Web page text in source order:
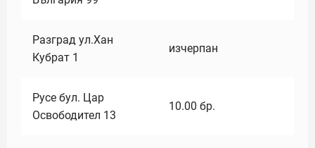
Разград ул.Хан
Кубрат 1
изчерпан
Русе бул. Цар
Освободител 13
10.00 бр.